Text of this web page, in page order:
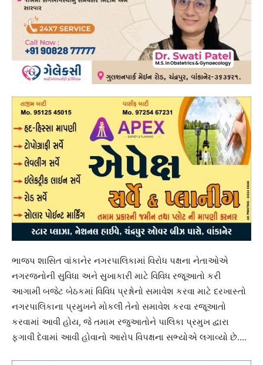
ભાજપ શાસિત વાંકાનેર નગરપાલિકામાં વિરોધ પક્ષના નેતાઓએ
નગરજનોની સુવિધા અને સુખાકારી માટે વિવિધ રજૂઆતો કરી
આગામી બજેટ બેઠકમાં વિવિધ પ્રશ્નોનો સમાવેશ કરવા માટે દરખાસ્તો
નગરપાલિકાના પ્રમુખને મોકલી તેનો સમાવેશ કરવા રજૂઆતો
કરવામાં આવી હોય, જે તમામ રજુઆતોને પાલિકા પ્રમુખ દ્વારા
ફગાવી દેવામાં આવી હોવાનો આરોપ વિપક્ષના સભ્યોએ લગાવ્યો છે….